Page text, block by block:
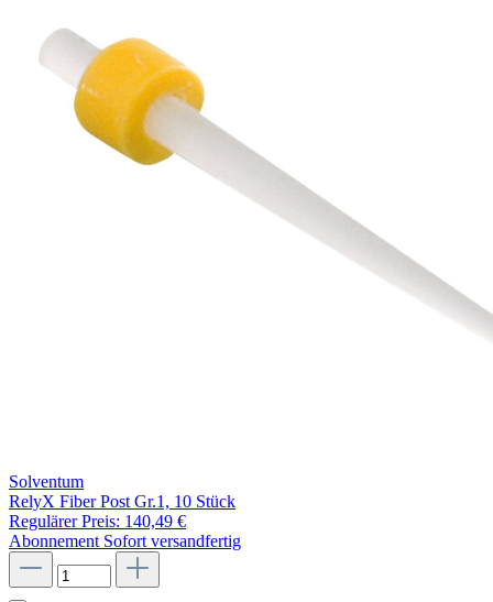
Solventum
RelyX Fiber Post Gr.1, 10 Stück
Regulärer Preis: 140,49 €
Abonnement Sofort versandfertig